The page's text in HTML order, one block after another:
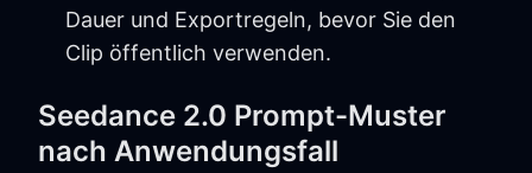
Dauer und Exportregeln, bevor Sie den
Clip öffentlich verwenden.
Seedance 2.0 Prompt-Muster
nach Anwendungsfall